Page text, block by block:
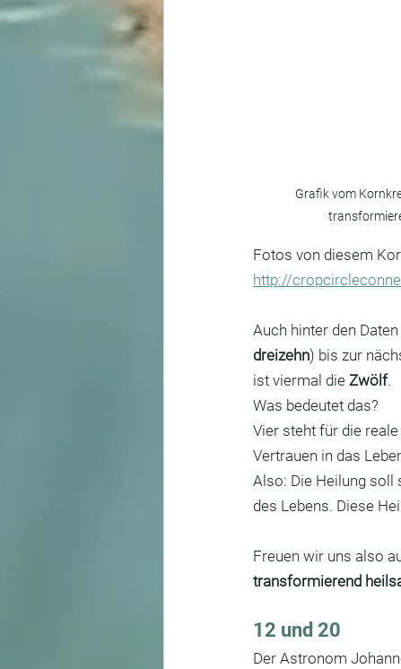
Grafik vom
Fotos von diesem
http://
Auch hinter den
dreizehn) bis zur
ist viermal die Zwölf.
Was bedeutet das?
Vier steht für die
Vertrauen in das
Also: Die Heilung soll
des Lebens. Diese
Freuen wir uns also
transformierend
12 und 20
Der Astronom